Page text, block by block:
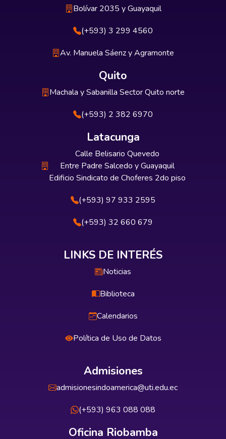
Bolívar 2035 y Guayaquil
(+593) 3 299 4560
Av. Manuela Sáenz y Agramonte
Quito
Machala y Sabanilla Sector Quito norte
(+593) 2 382 6970
Latacunga
Calle Belisario Quevedo
Entre Padre Salcedo y Guayaquil
Edificio Sindicato de Choferes 2do piso
(+593) 97 933 2595
(+593) 32 660 679
LINKS DE INTERÉS
Noticias
Biblioteca
Calendarios
Política de Uso de Datos
Admisiones
admisionesindoamerica@uti.edu.ec
(+593) 963 088 088
Oficina Riobamba